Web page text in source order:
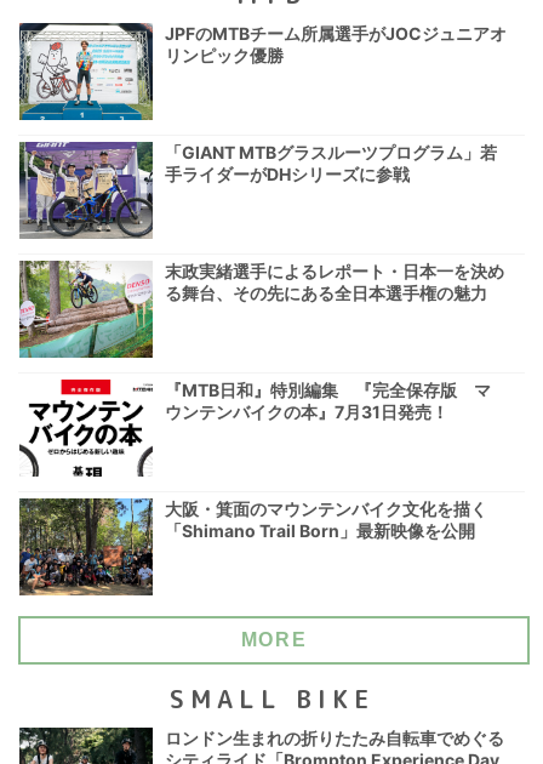
JPFのMTBチーム所属選手がJOCジュニアオ
リンピック優勝
「GIANT MTBグラスルーツプログラム」若
手ライダーがDHシリーズに参戦
末政実緒選手によるレポート・日本一を決め
る舞台、その先にある全日本選手権の魅力
『MTB日和』特別編集 『完全保存版 マ
ウンテンバイクの本』7月31日発売！
大阪・箕面のマウンテンバイク文化を描く
「Shimano Trail Born」最新映像を公開
MORE
SMALL BIKE
ロンドン生まれの折りたたみ自転車でめぐる